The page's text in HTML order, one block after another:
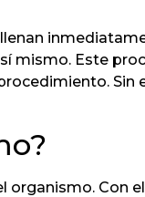
mismo. Este
Sin
organismo. Con